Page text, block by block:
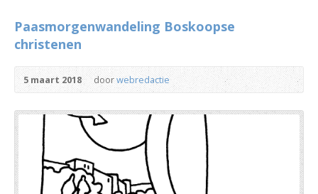
Paasmorgenwandeling Boskoopse
christenen
5 maart 2018 doorwebredactie